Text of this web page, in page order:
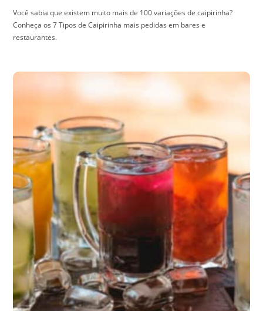
Você sabia que existem muito mais de 100 variações de caipirinha?
Conheça os 7 Tipos de Caipirinha mais pedidas em bares e
restaurantes.